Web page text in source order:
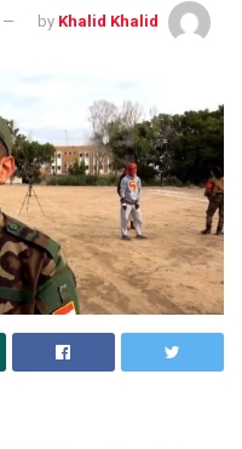
by Khalid Khalid